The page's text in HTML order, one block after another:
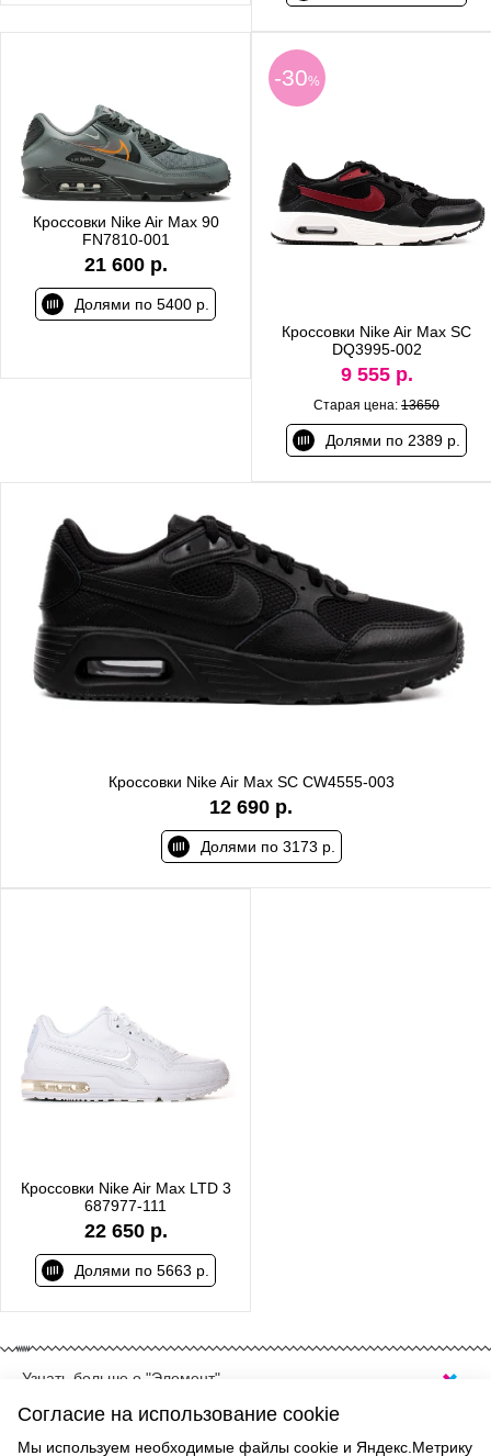
Кроссовки Nike Air Max 90
FN7810-001
21 600 р.
Долями по 5400 р.
-30%
Кроссовки Nike Air Max SC
DQ3995-002
9 555 р.
Старая цена: 13650
Долями по 2389 р.
Кроссовки Nike Air Max SC CW4555-003
12 690 р.
Долями по 3173 р.
Кроссовки Nike Air Max LTD 3
687977-111
22 650 р.
Долями по 5663 р.
Узнать больше о "Элемент"
которая уже несколько десятилетий остаётся символом
современного спортивного и повседневного стиля. Главная
Согласие на использование cookie
Мы используем необходимые файлы cookie и Яндекс.Метрику